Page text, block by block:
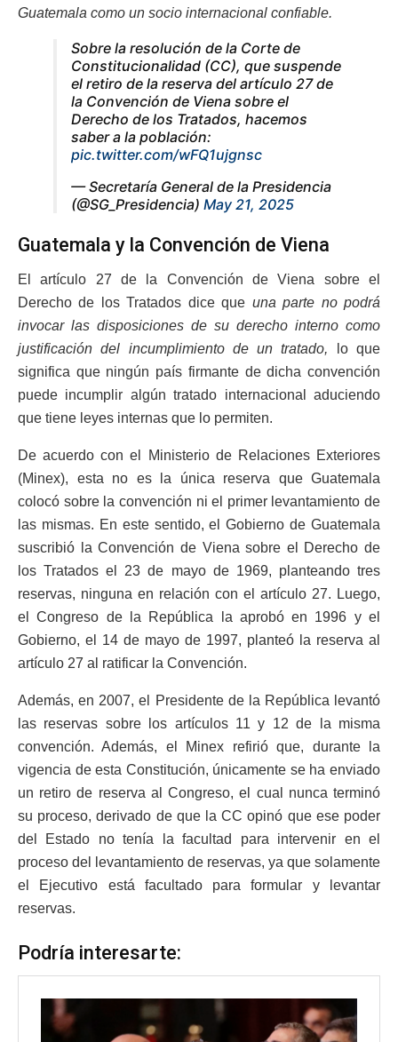
Guatemala como un socio internacional confiable.
Sobre la resolución de la Corte de
Constitucionalidad (CC), que suspende
el retiro de la reserva del artículo 27 de
la Convención de Viena sobre el
Derecho de los Tratados, hacemos
saber a la población:
pic.twitter.com/wFQ1ujgnsc
— Secretaría General de la Presidencia
(@SG_Presidencia) May 21, 2025
Guatemala y la Convención de Viena
El artículo 27 de la Convención de Viena sobre el
Derecho de los Tratados dice que una parte no podrá
invocar las disposiciones de su derecho interno como
justificación del incumplimiento de un tratado, lo que
significa que ningún país firmante de dicha convención
puede incumplir algún tratado internacional aduciendo
que tiene leyes internas que lo permiten.
De acuerdo con el Ministerio de Relaciones Exteriores
(Minex), esta no es la única reserva que Guatemala
colocó sobre la convención ni el primer levantamiento de
las mismas. En este sentido, el Gobierno de Guatemala
suscribió la Convención de Viena sobre el Derecho de
los Tratados el 23 de mayo de 1969, planteando tres
reservas, ninguna en relación con el artículo 27. Luego,
el Congreso de la República la aprobó en 1996 y el
Gobierno, el 14 de mayo de 1997, planteó la reserva al
artículo 27 al ratificar la Convención.
Además, en 2007, el Presidente de la República levantó
las reservas sobre los artículos 11 y 12 de la misma
convención. Además, el Minex refirió que, durante la
vigencia de esta Constitución, únicamente se ha enviado
un retiro de reserva al Congreso, el cual nunca terminó
su proceso, derivado de que la CC opinó que ese poder
del Estado no tenía la facultad para intervenir en el
proceso del levantamiento de reservas, ya que solamente
el Ejecutivo está facultado para formular y levantar
reservas.
Podría interesarte: